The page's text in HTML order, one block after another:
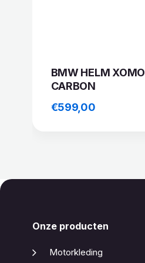
BMW HELM XOMO
CARBON
€599,00
Onze producten
Motorkleding